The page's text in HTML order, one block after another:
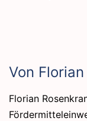
Von
Florian